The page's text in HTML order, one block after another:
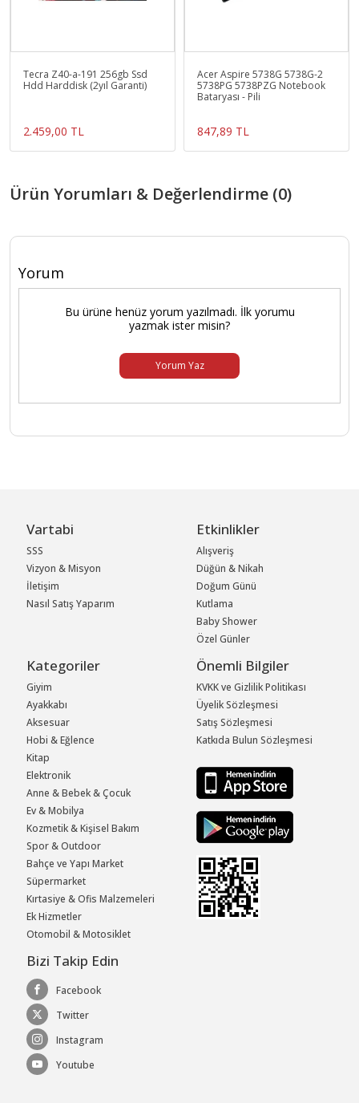
Tecra Z40-a-191 256gb Ssd
Hdd Harddisk (2yıl Garanti)
2.459,00 TL
Acer Aspire 5738G 5738G-2
5738PG 5738PZG Notebook
Bataryası - Pili
847,89 TL
Ürün Yorumları & Değerlendirme (0)
Yorum
Bu ürüne henüz yorum yazılmadı. İlk yorumu
yazmak ister misin?
Yorum Yaz
Vartabi
SSS
Vizyon & Misyon
İletişim
Nasıl Satış Yaparım
Etkinlikler
Alışveriş
Düğün & Nikah
Doğum Günü
Kutlama
Baby Shower
Özel Günler
Kategoriler
Giyim
Ayakkabı
Aksesuar
Hobi & Eğlence
Kitap
Elektronik
Anne & Bebek & Çocuk
Ev & Mobilya
Kozmetik & Kişisel Bakım
Spor & Outdoor
Bahçe ve Yapı Market
Süpermarket
Kırtasiye & Ofis Malzemeleri
Ek Hizmetler
Otomobil & Motosiklet
Önemli Bilgiler
KVKK ve Gizlilik Politikası
Üyelik Sözleşmesi
Satış Sözleşmesi
Katkıda Bulun Sözleşmesi
Bizi Takip Edin
Facebook
Twitter
Instagram
Youtube